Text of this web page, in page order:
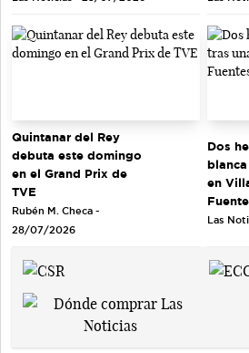
Quintanar del Rey
debuta este domingo
en el Grand Prix de
TVE
Rubén M. Checa -
28/07/2026
Dos
en
Las